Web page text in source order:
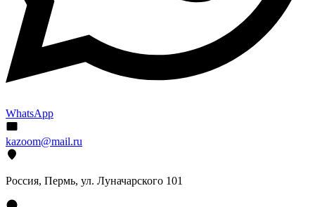
WhatsApp
kazoom@mail.ru
Россия, Пермь, ул. Луначарского 101